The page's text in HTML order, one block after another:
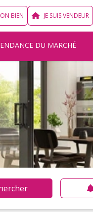
BIEN JE SUIS VENDEUR
DU MARCHÉ